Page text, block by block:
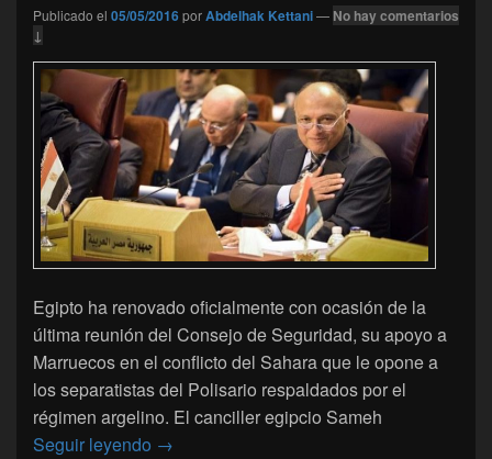
Publicado el 05/05/2016porAbdelhak Kettani— No hay comentarios
↓
Egipto ha renovado oficialmente con ocasión de la
última reunión del Consejo de Seguridad, su apoyo a
Marruecos en el conflicto del Sahara que le opone a
los separatistas del Polisario respaldados por el
régimen argelino. El canciller egipcio Sameh
Seguir leyendo Egipto muestra abiertamente su apoyo a
→